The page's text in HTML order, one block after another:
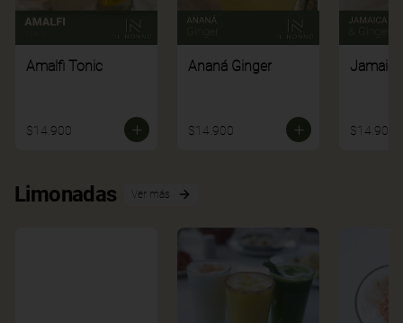
Amalfi Tonic
$14.900
Ananá Ginger
$14.900 $14.900
Limonadas Ver más